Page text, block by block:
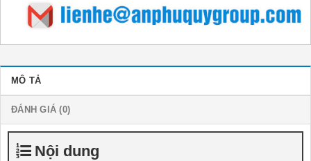
MÔ TẢ
ĐÁNH GIÁ (0)
Nội dung